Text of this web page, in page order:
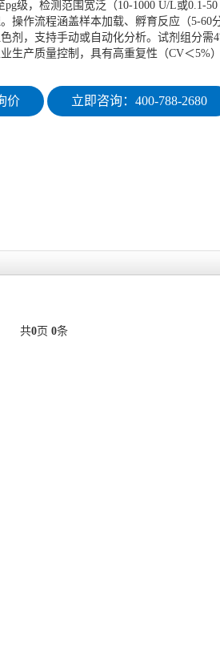
pg级，检测范围宽泛（10-1000 U/L或0.1-
操作流程涵盖样本加载、孵育反应（5-60
剂，支持手动或自动化分析。试剂组分
生产质量控制，具有高重复性（CV＜5%
价 立即咨询：400-788-2680
共0页 0条